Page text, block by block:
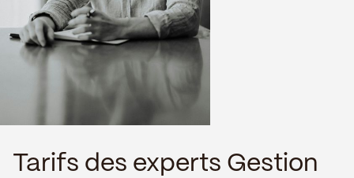
Tarifs des experts Gestion